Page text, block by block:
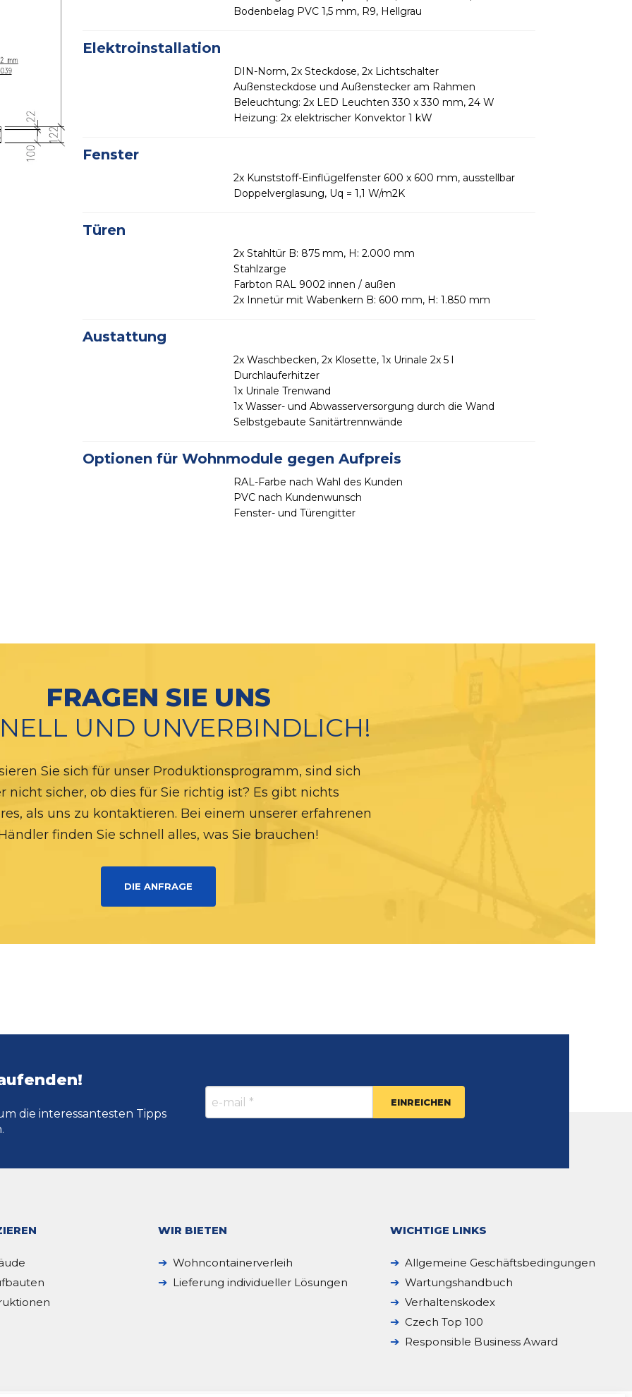
Bodenbelag PVC 1,5 mm, R9, Hellgrau
Elektroinstallation
DIN-Norm, 2x Steckdose, 2x Lichtschalter
Außensteckdose und Außenstecker am Rahmen
Beleuchtung: 2x LED Leuchten 330 x 330 mm, 24 W
Heizung: 2x elektrischer Konvektor 1 kW
Fenster
2x Kunststoff-Einflügelfenster 600 x 600 mm, ausstellbar
Doppelverglasung, Uq = 1,1 W/m2K
Türen
2x Stahltür B: 875 mm, H: 2.000 mm
Stahlzarge
Farbton RAL 9002 innen / außen
2x Innetür mit Wabenkern B: 600 mm, H: 1.850 mm
Austattung
2x Waschbecken, 2x Klosette, 1x Urinale 2x 5 l
Durchlauferhitzer
1x Urinale Trenwand
1x Wasser- und Abwasserversorgung durch die Wand
Selbstgebaute Sanitärtrennwände
Optionen für Wohnmodule gegen Aufpreis
RAL-Farbe nach Wahl des Kunden
PVC nach Kundenwunsch
Fenster- und Türengitter
FRAGEN SIE UNS
UND UNVERBINDLICH!
Sie sich für unser Produktionsprogramm, sind sich
nicht sicher, ob dies für Sie richtig ist? Es gibt nichts
als uns zu kontaktieren. Bei einem unserer erfahrenen
finden Sie schnell alles, was Sie brauchen!
DIE ANFRAGE
die interessantesten Tipps
WIR BIETEN
Wohncontainerverleih
Lieferung individueller Lösungen
WICHTIGE LINKS
Allgemeine Geschäftsbedingungen
Wartungshandbuch
Verhaltenskodex
Czech Top 100
Responsible Business Award